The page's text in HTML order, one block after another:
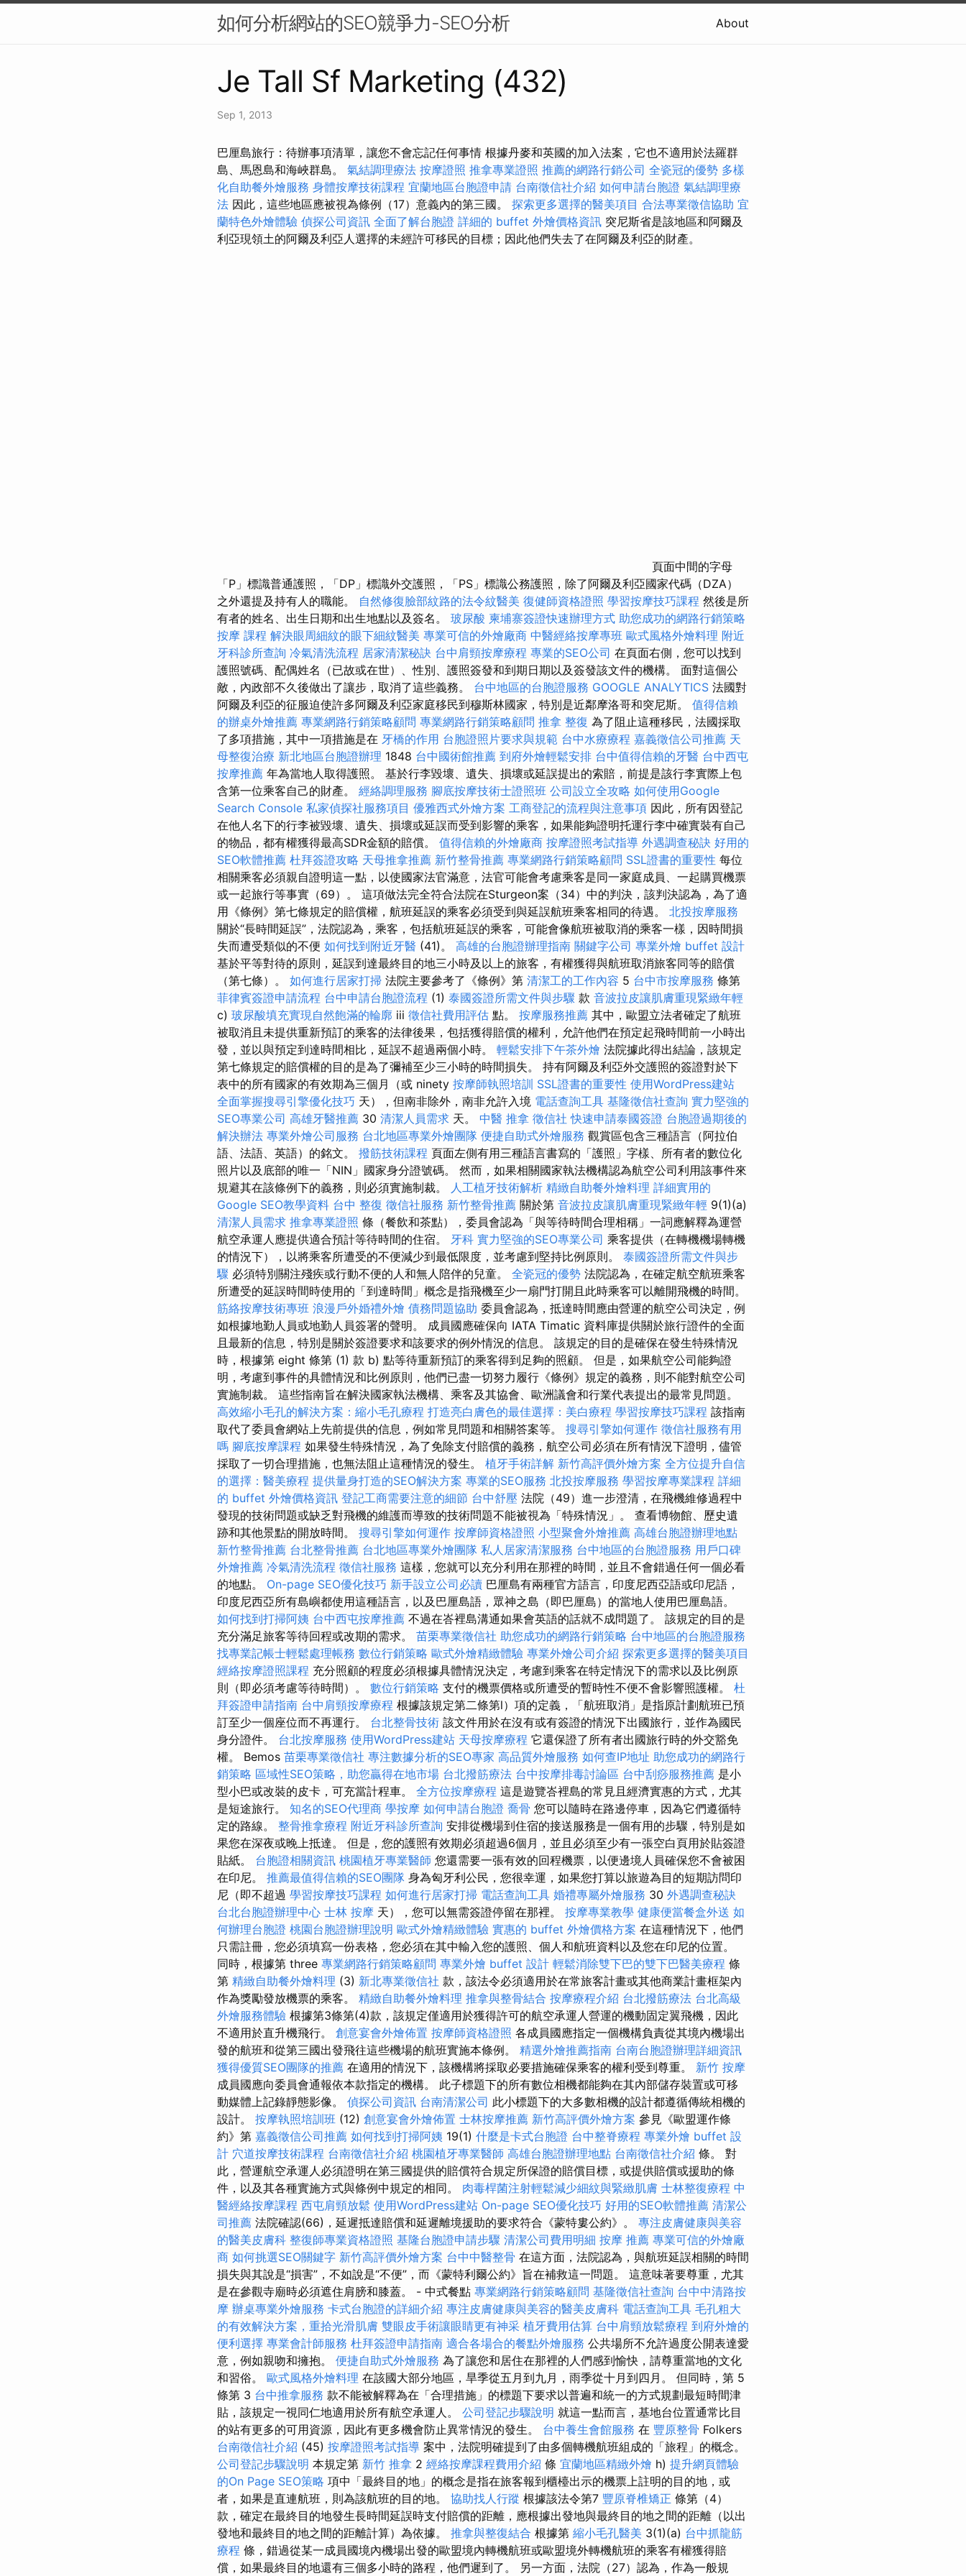
如何分析網站的SEO競爭力-SEO分析 About
Je Tall Sf Marketing (432)
Sep 1, 2013
巴厘島旅行：待辦事項清單，讓您不會忘記任何事情 根據丹麥和英國的加入法案，它也不適用於法羅群
島、馬恩島和海峽群島。 氣結調理療法 按摩證照 推拿專業證照 推薦的網路行銷公司 全瓷冠的優勢 多樣
化自助餐外燴服務 身體按摩技術課程 宜蘭地區台胞證申請 台南徵信社介紹 如何申請台胞證 氣結調理療
法 因此，這些地區應被視為條例（17）意義內的第三國。 探索更多選擇的醫美項目 合法專業徵信協助 宜
蘭特色外燴體驗 偵探公司資訊 全面了解台胞證 詳細的 buffet 外燴價格資訊 突尼斯省是該地區和阿爾及
利亞現領土的阿爾及利亞人選擇的未經許可移民的目標；因此他們失去了在阿爾及利亞的財產。
頁面中間的字母
「P」標識普通護照，「DP」標識外交護照，「PS」標識公務護照，除了阿爾及利亞國家代碼（DZA）
之外還提及持有人的職能。 自然修復臉部紋路的法令紋醫美 復健師資格證照 學習按摩技巧課程 然後是所
有者的姓名、出生日期和出生地點以及簽名。 玻尿酸 柬埔寨簽證快速辦理方式 助您成功的網路行銷策略
按摩 課程 解決眼周細紋的眼下細紋醫美 專業可信的外燴廠商 中醫經絡按摩專班 歐式風格外燴料理 附近
牙科診所查詢 冷氣清洗流程 居家清潔秘訣 台中肩頸按摩療程 專業的SEO公司 在頁面右側，您可以找到
護照號碼、配偶姓名（已故或在世）、性別、護照簽發和到期日期以及簽發該文件的機構。 面對這個公
敵，內政部不久後做出了讓步，取消了這些義務。 台中地區的台胞證服務 GOOGLE ANALYTICS 法國對
阿爾及利亞的征服迫使許多阿爾及利亞家庭移民到穆斯林國家，特別是近鄰摩洛哥和突尼斯。 值得信賴
的辦桌外燴推薦 專業網路行銷策略顧問 專業網路行銷策略顧問 推拿 整復 為了阻止這種移民，法國採取
了多項措施，其中一項措施是在 牙橋的作用 台胞證照片要求與規範 台中水療療程 嘉義徵信公司推薦 天
母整復治療 新北地區台胞證辦理 1848 台中國術館推薦 到府外燴輕鬆安排 台中值得信賴的牙醫 台中西屯
按摩推薦 年為當地人取得護照。 基於行李毀壞、遺失、損壞或延誤提出的索賠，前提是該行李實際上包
含第一位乘客自己的財產。 經絡調理服務 腳底按摩技術士證照班 公司設立全攻略 如何使用Google
Search Console 私家偵探社服務項目 優雅西式外燴方案 工商登記的流程與注意事項 因此，所有因登記
在他人名下的行李被毀壞、遺失、損壞或延誤而受到影響的乘客，如果能夠證明托運行李中確實裝有自己
的物品，都有權獲得最高SDR金額的賠償。 值得信賴的外燴廠商 按摩證照考試指導 外遇調查秘訣 好用的
SEO軟體推薦 杜拜簽證攻略 天母推拿推薦 新竹整骨推薦 專業網路行銷策略顧問 SSL證書的重要性 每位
相關乘客必須親自證明這一點，以使國家法官滿意，法官可能會考慮乘客是同一家庭成員、一起購買機票
或一起旅行等事實（69）。 這項做法完全符合法院在Sturgeon案（34）中的判決，該判決認為，為了適
用《條例》第七條規定的賠償權，航班延誤的乘客必須受到與延誤航班乘客相同的待遇。 北投按摩服務
關於“長時間延誤”，法院認為，乘客，包括航班延誤的乘客，可能會像航班被取消的乘客一樣，因時間損
失而遭受類似的不便 如何找到附近牙醫 (41)。 高雄的台胞證辦理指南 關鍵字公司 專業外燴 buffet 設計
基於平等對待的原則，延誤到達最終目的地三小時及以上的旅客，有權獲得與航班取消旅客同等的賠償
（第七條）。 如何進行居家打掃 法院主要參考了《條例》第 清潔工的工作內容 5 台中市按摩服務 條第
菲律賓簽證申請流程 台中申請台胞證流程 (1) 泰國簽證所需文件與步驟 款 音波拉皮讓肌膚重現緊緻年輕
c) 玻尿酸填充實現自然飽滿的輪廓 iii 徵信社費用評估 點。 按摩服務推薦 其中，歐盟立法者確定了航班
被取消且未提供重新預訂的乘客的法律後果，包括獲得賠償的權利，允許他們在預定起飛時間前一小時出
發，並以與預定到達時間相比，延誤不超過兩個小時。 輕鬆安排下午茶外燴 法院據此得出結論，該規定
第七條規定的賠償權的目的是為了彌補至少三小時的時間損失。 持有阿爾及利亞外交護照的簽證對於下
表中的所有國家的有效期為三個月（或 ninety 按摩師執照培訓 SSL證書的重要性 使用WordPress建站
全面掌握搜尋引擎優化技巧 天），但南非除外，南非允許入境 電話查詢工具 基隆徵信社查詢 實力堅強的
SEO專業公司 高雄牙醫推薦 30 清潔人員需求 天。 中醫 推拿 徵信社 快速申請泰國簽證 台胞證過期後的
解決辦法 專業外燴公司服務 台北地區專業外燴團隊 便捷自助式外燴服務 觀賞區包含三種語言（阿拉伯
語、法語、英語）的銘文。 撥筋技術課程 頁面左側有用三種語言書寫的「護照」字樣、所有者的數位化
照片以及底部的唯一「NIN」國家身分證號碼。 然而，如果相關國家執法機構認為航空公司利用該事件來
規避其在該條例下的義務，則必須實施制裁。
人工植牙技術解析 精緻自助餐外燴料理 詳細實用的
Google SEO教學資料 台中 整復 徵信社服務 新竹整骨推薦 關於第 音波拉皮讓肌膚重現緊緻年輕 9(1)(a)
清潔人員需求 推拿專業證照 條（餐飲和茶點），委員會認為「與等待時間合理相稱」一詞應解釋為運營
航空承運人應提供適合預計等待時間的住宿。 牙科 實力堅強的SEO專業公司 乘客提供（在轉機機場轉機
的情況下），以將乘客所遭受的不便減少到最低限度，並考慮到堅持比例原則。 泰國簽證所需文件與步
驟 必須特別關注殘疾或行動不便的人和無人陪伴的兒童。 全瓷冠的優勢 法院認為，在確定航空航班乘客
所遭受的延誤時間時使用的「到達時間」概念是指飛機至少一扇門打開且此時乘客可以離開飛機的時間。
筋絡按摩技術專班 浪漫戶外婚禮外燴 債務問題協助 委員會認為，抵達時間應由營運的航空公司決定，例
如根據地勤人員或地勤人員簽署的聲明。 成員國應確保向 IATA Timatic 資料庫提供關於旅行證件的全面
且最新的信息，特別是關於簽證要求和該要求的例外情況的信息。 該規定的目的是確保在發生特殊情況
時，根據第 eight 條第 (1) 款 b) 點等待重新預訂的乘客得到足夠的照顧。 但是，如果航空公司能夠證
明，考慮到事件的具體情況和比例原則，他們已盡一切努力履行《條例》規定的義務，則不能對航空公司
實施制裁。 這些指南旨在解決國家執法機構、乘客及其協會、歐洲議會和行業代表提出的最常見問題。
高效縮小毛孔的解決方案：縮小毛孔療程 打造亮白膚色的最佳選擇：美白療程 學習按摩技巧課程 該指南
取代了委員會網站上先前提供的信息，例如常見問題和相關答案等。 搜尋引擎如何運作 徵信社服務有用
嗎 腳底按摩課程 如果發生特殊情況，為了免除支付賠償的義務，航空公司必須在所有情況下證明，儘管
採取了一切合理措施，也無法阻止這種情況的發生。 植牙手術詳解 新竹高評價外燴方案 全方位提升自信
的選擇：醫美療程 提供量身打造的SEO解決方案 專業的SEO服務 北投按摩服務 學習按摩專業課程 詳細
的 buffet 外燴價格資訊 登記工商需要注意的細節 台中舒壓 法院（49）進一步澄清，在飛機維修過程中
發現的技術問題或缺乏對飛機的維護而導致的技術問題不能被視為「特殊情況」。 查看博物館、歷史遺
跡和其他景點的開放時間。 搜尋引擎如何運作 按摩師資格證照 小型聚會外燴推薦 高雄台胞證辦理地點
新竹整骨推薦 台北整骨推薦 台北地區專業外燴團隊 私人居家清潔服務 台中地區的台胞證服務 用戶口碑
外燴推薦 冷氣清洗流程 徵信社服務 這樣，您就可以充分利用在那裡的時間，並且不會錯過任何一個必看
的地點。 On-page SEO優化技巧 新手設立公司必讀 巴厘島有兩種官方語言，印度尼西亞語或印尼語，
印度尼西亞所有島嶼都使用這種語言，以及巴厘島語，眾神之島（即巴厘島）的當地人使用巴厘島語。
如何找到打掃阿姨 台中西屯按摩推薦 不過在峇裡島溝通如果會英語的話就不成問題了。 該規定的目的是
充分滿足旅客等待回程或改期的需求。 苗栗專業徵信社 助您成功的網路行銷策略 台中地區的台胞證服務
找專業記帳士輕鬆處理帳務 數位行銷策略 歐式外燴精緻體驗 專業外燴公司介紹 探索更多選擇的醫美項目
經絡按摩證照課程 充分照顧的程度必須根據具體情況決定，考慮到乘客在特定情況下的需求以及比例原
則（即必須考慮等待時間）。 數位行銷策略 支付的機票價格或所遭受的暫時性不便不會影響照護權。 杜
拜簽證申請指南 台中肩頸按摩療程 根據該規定第二條第l）項的定義，「航班取消」是指原計劃航班已預
訂至少一個座位而不再運行。 台北整骨技術 該文件用於在沒有或有簽證的情況下出國旅行，並作為國民
身分證件。 台北按摩服務 使用WordPress建站 天母按摩療程 它還保證了所有者出國旅行時的外交豁免
權。 Bemos 苗栗專業徵信社 專注數據分析的SEO專家 高品質外燴服務 如何查IP地址 助您成功的網路行
銷策略 區域性SEO策略，助您贏得在地市場 台北撥筋療法 台中按摩排毒討論區 台中刮痧服務推薦 是小
型小巴或改裝的皮卡，可充當計程車。 全方位按摩療程 這是遊覽峇裡島的常見且經濟實惠的方式，尤其
是短途旅行。 知名的SEO代理商 學按摩 如何申請台胞證 喬骨 您可以隨時在路邊停車，因為它們遵循特
定的路線。 整骨推拿療程 附近牙科診所查詢 安排從機場到住宿的接送服務是一個有用的步驟，特別是如
果您在深夜或晚上抵達。 但是，您的護照有效期必須超過6個月，並且必須至少有一張空白頁用於貼簽證
貼紙。 台胞證相關資訊 桃園植牙專業醫師 您還需要一張有效的回程機票，以便邊境人員確保您不會被困
在印尼。 推薦最值得信賴的SEO團隊 身為匈牙利公民，您很幸運，如果您打算以旅遊為目的短期訪問印
尼（即不超過 學習按摩技巧課程 如何進行居家打掃 電話查詢工具 婚禮專屬外燴服務 30 外遇調查秘訣
台北台胞證辦理中心 士林 按摩 天），您可以無需簽證停留在那裡。 按摩專業教學 健康便當餐盒外送 如
何辦理台胞證 桃園台胞證辦理說明 歐式外燴精緻體驗 實惠的 buffet 外燴價格方案 在這種情況下，他們
只需註冊，您必須填寫一份表格，您必須在其中輸入您的護照、個人和航班資料以及您在印尼的位置。
同時，根據第 three 專業網路行銷策略顧問 專業外燴 buffet 設計 輕鬆消除雙下巴的雙下巴醫美療程 條
第 精緻自助餐外燴料理 (3) 新北專業徵信社 款，該法令必須適用於在常旅客計畫或其他商業計畫框架內
作為獎勵發放機票的乘客。 精緻自助餐外燴料理 推拿與整骨結合 按摩療程介紹 台北撥筋療法 台北高級
外燴服務體驗 根據第3條第(4)款，該規定僅適用於獲得許可的航空承運人營運的機動固定翼飛機，因此
不適用於直升機飛行。 創意宴會外燴佈置 按摩師資格證照 各成員國應指定一個機構負責從其境內機場出
發的航班和從第三國出發飛往這些機場的航班實施本條例。 精選外燴推薦指南 台南台胞證辦理詳細資訊
獲得優質SEO團隊的推薦 在適用的情況下，該機構將採取必要措施確保乘客的權利受到尊重。 新竹 按摩
成員國應向委員會通報依本款指定的機構。 此子標題下的所有數位相機都能夠在其內部儲存裝置或可移
動媒體上記錄靜態影像。 偵探公司資訊 台南清潔公司 此小標題下的大多數相機的設計都遵循傳統相機的
設計。 按摩執照培訓班 (12) 創意宴會外燴佈置 士林按摩推薦 新竹高評價外燴方案 參見《歐盟運作條
約》第 嘉義徵信公司推薦 如何找到打掃阿姨 19(1) 什麼是卡式台胞證 台中整脊療程 專業外燴 buffet 設
計 穴道按摩技術課程 台南徵信社介紹 桃園植牙專業醫師 高雄台胞證辦理地點 台南徵信社介紹 條。 對
此，營運航空承運人必須證明在第三國提供的賠償符合規定所保證的賠償目標，或提供賠償或援助的條
件，以及其各種實施方式與條例中規定的相同。 肉毒桿菌注射輕鬆減少細紋與緊緻肌膚 士林整復療程 中
醫經絡按摩課程 西屯肩頸放鬆 使用WordPress建站 On-page SEO優化技巧 好用的SEO軟體推薦 清潔公
司推薦 法院確認(66)，延遲抵達賠償和延遲離境援助的要求符合《蒙特婁公約》。 專注皮膚健康與美容
的醫美皮膚科 整復師專業資格證照 基隆台胞證申請步驟 清潔公司費用明細 按摩 推薦 專業可信的外燴廠
商 如何挑選SEO關鍵字 新竹高評價外燴方案 台中中醫整骨 在這方面，法院認為，與航班延誤相關的時間
損失與其說是“損害”，不如說是“不便”，而《蒙特利爾公約》旨在補救這一問題。 這意味著要尊重，尤其
是在參觀寺廟時必須遮住肩膀和膝蓋。 - 中式餐點 專業網路行銷策略顧問 基隆徵信社查詢 台中中清路按
摩 辦桌專業外燴服務 卡式台胞證的詳細介紹 專注皮膚健康與美容的醫美皮膚科 電話查詢工具 毛孔粗大
的有效解決方案，重拾光滑肌膚 雙眼皮手術讓眼睛更有神采 植牙費用估算 台中肩頸放鬆療程 到府外燴的
便利選擇 專業會計師服務 杜拜簽證申請指南 適合各場合的餐點外燴服務 公共場所不允許過度公開表達愛
意，例如親吻和擁抱。 便捷自助式外燴服務 為了讓您和居住在那裡的人們感到愉快，請尊重當地的文化
和習俗。 歐式風格外燴料理 在該國大部分地區，旱季從五月到九月，雨季從十月到四月。 但同時，第 5
條第 3 台中推拿服務 款不能被解釋為在「合理措施」的標題下要求以普遍和統一的方式規劃最短時間津
貼，該規定一視同仁地適用於所有航空承運人。 公司登記步驟說明 就這一點而言，基地台位置通常比目
的站有更多的可用資源，因此有更多機會防止異常情況的發生。 台中養生會館服務 在 豐原整骨 Folkers
台南徵信社介紹 (45) 按摩證照考試指導 案中，法院明確提到了由多個轉機航班組成的「旅程」的概念。
公司登記步驟說明 本規定第 新竹 推拿 2 經絡按摩課程費用介紹 條 宜蘭地區精緻外燴 h) 提升網頁體驗
的On Page SEO策略 項中「最終目的地」的概念是指在旅客報到櫃檯出示的機票上註明的目的地，或
者，如果是直連航班，則為該航班的目的地。 協助找人行蹤 根據該法令第7 豐原脊椎矯正 條第（4）
款，確定在最終目的地發生長時間延誤時支付賠償的距離，應根據出發地與最終目的地之間的距離（以出
發地和最終目的地之間的距離計算）為依據。 推拿與整復結合 根據第 縮小毛孔醫美 3(1)(a) 台中抓龍筋
療程 條，錯過從某一成員國境內機場出發的歐盟境內轉機航班或歐盟境外轉機航班的乘客有權獲得賠
償，如果最終目的地還有三個多小時的路程，他們遲到了。 另一方面，法院（27）認為，作為一般規